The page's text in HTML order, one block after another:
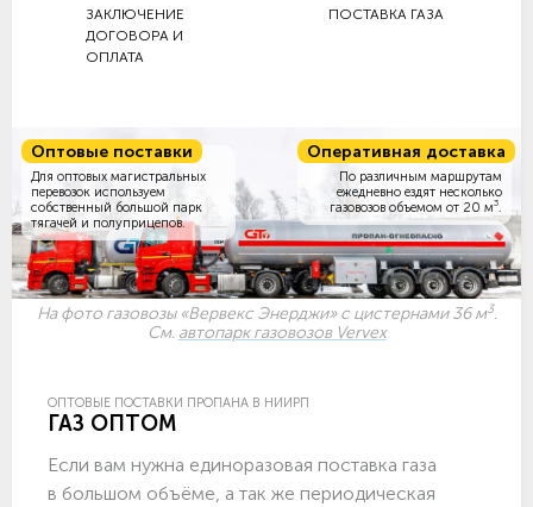
ЗАКЛЮЧЕНИЕ
ДОГОВОРА И
ОПЛАТА
ПОСТАВКА ГАЗА
Оптовые поставки
Для оптовых магистральных
перевозок используем
собственный большой парк
тягачей и полуприцепов.
Оперативная доставка
По различным маршрутам
ежедневно ездят несколько
газовозов объемом от 20 м3
На фото газовозы «Вервекс Энерджи» с цистернами 36 м3.
См. автопарк газовозов Vervex
ОПТОВЫЕ ПОСТАВКИ ПРОПАНА В НИИРП
ГАЗ ОПТОМ
Если вам нужна единоразовая поставка газа
в большом объёме, а так же периодическая